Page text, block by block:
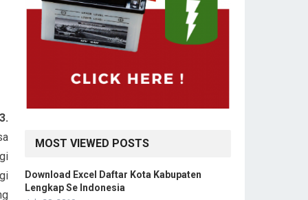
MOST VIEWED POSTS
Download Excel Daftar Kota Kabupaten
Lengkap Se Indonesia